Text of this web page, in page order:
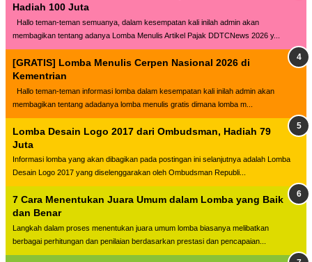
Hadiah 100 Juta
Hallo teman-teman semuanya, dalam kesempatan kali inilah admin akan
membagikan tentang adanya Lomba Menulis Artikel Pajak DDTCNews 2026 y...
[GRATIS] Lomba Menulis Cerpen Nasional 2026 di
Kementrian
Hallo teman-teman informasi lomba dalam kesempatan kali inilah admin akan
membagikan tentang adadanya lomba menulis gratis dimana lomba m...
Lomba Desain Logo 2017 dari Ombudsman, Hadiah 79
Juta
Informasi lomba yang akan dibagikan pada postingan ini selanjutnya adalah Lomba
Desain Logo 2017 yang diselenggarakan oleh Ombudsman Republi...
7 Cara Menentukan Juara Umum dalam Lomba yang Baik
dan Benar
Langkah dalam proses menentukan juara umum lomba biasanya melibatkan
berbagai perhitungan dan penilaian berdasarkan prestasi dan pencapaian...